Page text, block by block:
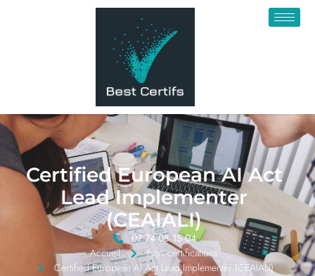
Certified European AI Act
Lead Implementer
(CEAIALI)
07 74 08 15 04
Accueil
Nos certifications
Certified European AI Act Lead Implementer (CEAIALI)